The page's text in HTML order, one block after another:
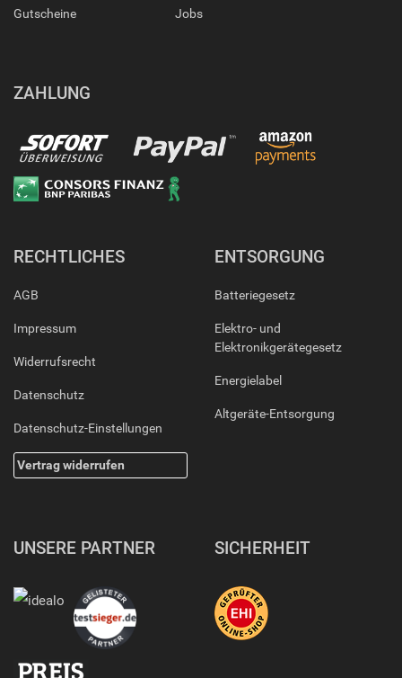
Gutscheine Jobs
ZAHLUNG
RECHTLICHES
AGB
Impressum
Widerrufsrecht
Datenschutz
Datenschutz-Einstellungen
Vertrag widerrufen
ENTSORGUNG
Batteriegesetz
Elektro- und
Elektronikgerätegesetz
Energielabel
Altgeräte-Entsorgung
UNSERE PARTNER SICHERHEIT